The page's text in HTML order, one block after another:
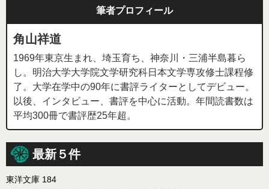
筆者プロフィール
角山祥道
1969年東京生まれ、埼玉育ち、神奈川・三浦半島暮ら
し。明治大学大学院文学研究科日本文学専攻修士課程修
了。大学在学中の90年に書評ライターとしてデビュー。
以後、インタビュー、書評を中心に活動。年間読書数は
平均300冊で書評歴25年超。
最新５件
東洋文庫 184